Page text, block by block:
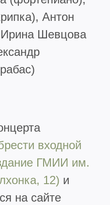
Антон
Шевцова
входной
ГМИИ им.
12) и
на сайте